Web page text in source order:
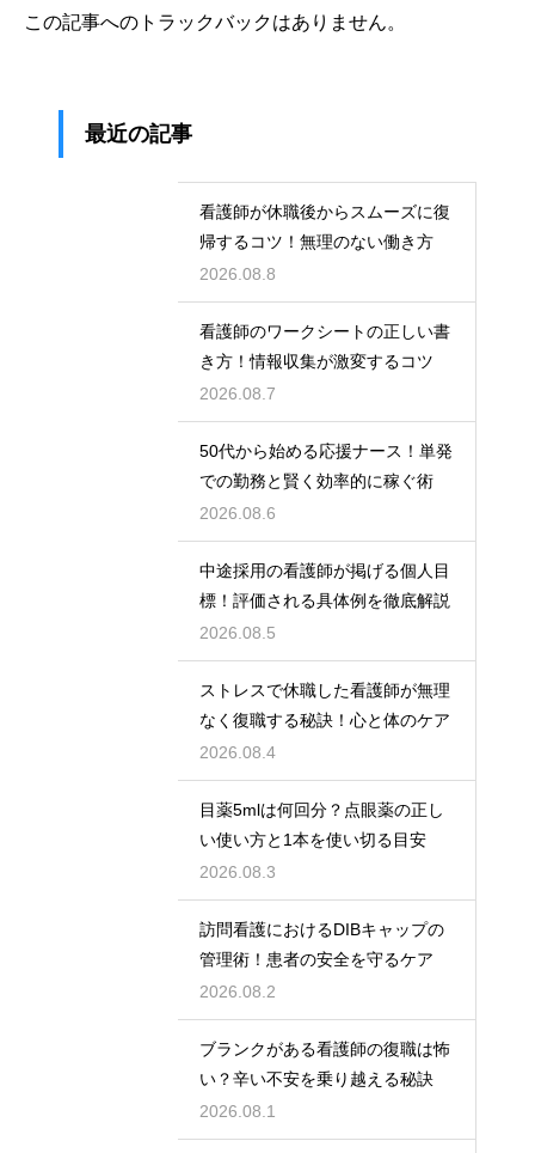
この記事へのトラックバックはありません。
最近の記事
看護師が休職後からスムーズに復
帰するコツ！無理のない働き方
2026.08.8
看護師のワークシートの正しい書
き方！情報収集が激変するコツ
2026.08.7
50代から始める応援ナース！単発
での勤務と賢く効率的に稼ぐ術
2026.08.6
中途採用の看護師が掲げる個人目
標！評価される具体例を徹底解説
2026.08.5
ストレスで休職した看護師が無理
なく復職する秘訣！心と体のケア
2026.08.4
目薬5mlは何回分？点眼薬の正し
い使い方と1本を使い切る目安
2026.08.3
訪問看護におけるDIBキャップの
管理術！患者の安全を守るケア
2026.08.2
ブランクがある看護師の復職は怖
い？辛い不安を乗り越える秘訣
2026.08.1